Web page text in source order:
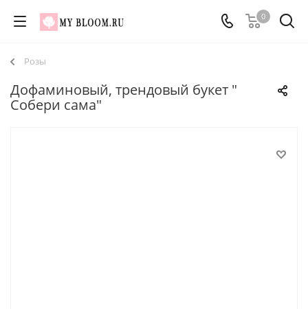
0
Розы
Дофаминовый, трендовый букет "
Собери сама"